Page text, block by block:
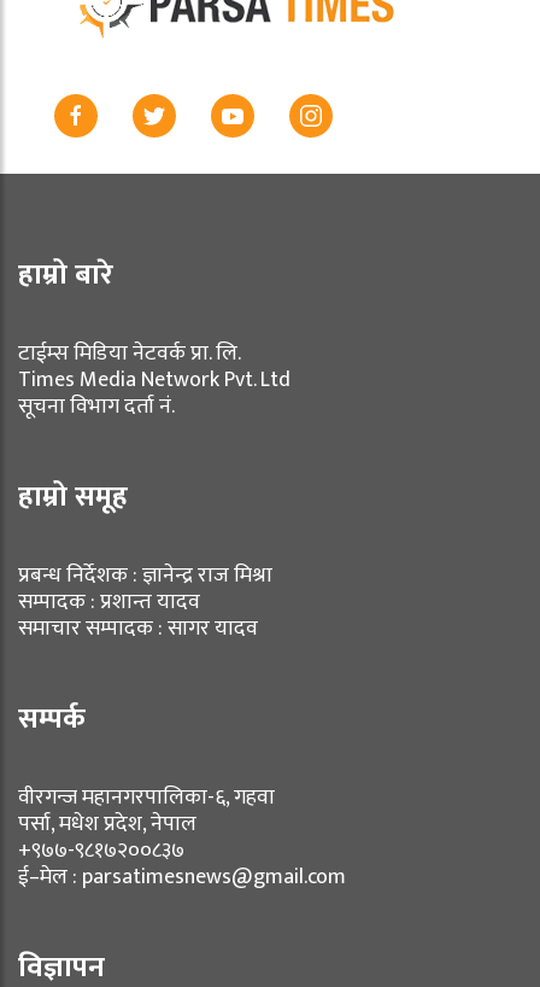
हाम्रो बारे
टाईम्स मिडिया नेटवर्क प्रा. लि.
Times Media Network Pvt. Ltd
सूचना विभाग दर्ता नं.
हाम्रो समूह
प्रबन्ध निर्देशक : ज्ञानेन्द्र राज मिश्रा
सम्पादक : प्रशान्त यादव
समाचार सम्पादक : सागर यादव
सम्पर्क
वीरगन्ज महानगरपालिका-६, गहवा
पर्सा, मधेश प्रदेश, नेपाल
+९७७-९८१७२००८३७
ई–मेल : parsatimesnews@gmail.com
विज्ञापन